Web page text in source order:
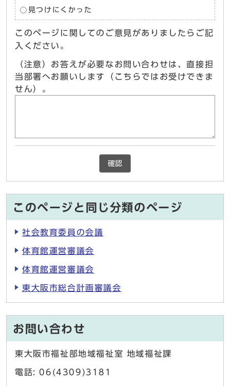
見つけにくかった
このページに関してのご意見がありましたらご記
入ください。
（注意）お答えが必要なお問い合わせは、直接担
当部署へお願いします（こちらではお受けできま
せん）。
確認
このページと同じ分類のページ
社会教育委員の会議
体育館運営審議会
体育館運営審議会
東大阪市総合計画審議会
お問い合わせ
東大阪市福祉部地域福祉室 地域福祉課
電話: 06(4309)3181